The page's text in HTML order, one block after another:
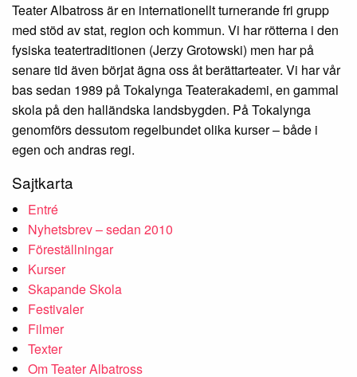
Teater Albatross är en internationellt turnerande fri grupp
med stöd av stat, region och kommun. Vi har rötterna i den
fysiska teatertraditionen (Jerzy Grotowski) men har på
senare tid även börjat ägna oss åt berättarteater. Vi har vår
bas sedan 1989 på Tokalynga Teaterakademi, en gammal
skola på den halländska landsbygden. På Tokalynga
genomförs dessutom regelbundet olika kurser – både i
egen och andras regi.
Sajtkarta
Entré
Nyhetsbrev – sedan 2010
Föreställningar
Kurser
Skapande Skola
Festivaler
Filmer
Texter
Om Teater Albatross